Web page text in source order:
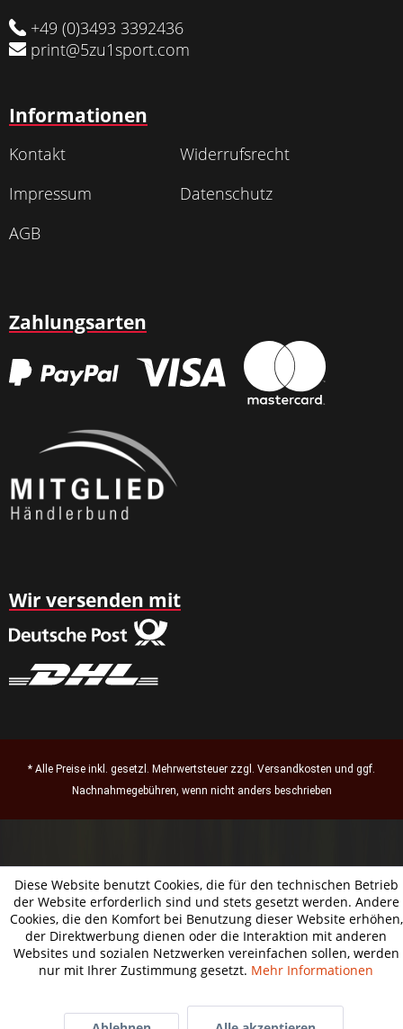
+49 (0)3493 3392436
print@5zu1sport.com
Informationen
Kontakt
Widerrufsrecht
Impressum
Datenschutz
AGB
Zahlungsarten
Wir versenden mit
* Alle Preise inkl. gesetzl. Mehrwertsteuer zzgl. Versandkosten und ggf.
Nachnahmegebühren, wenn nicht anders beschrieben
Diese Website benutzt Cookies, die für den technischen Betrieb
der Website erforderlich sind und stets gesetzt werden. Andere
Cookies, die den Komfort bei Benutzung dieser Website erhöhen,
der Direktwerbung dienen oder die Interaktion mit anderen
Websites und sozialen Netzwerken vereinfachen sollen, werden
nur mit Ihrer Zustimmung gesetzt. Mehr Informationen